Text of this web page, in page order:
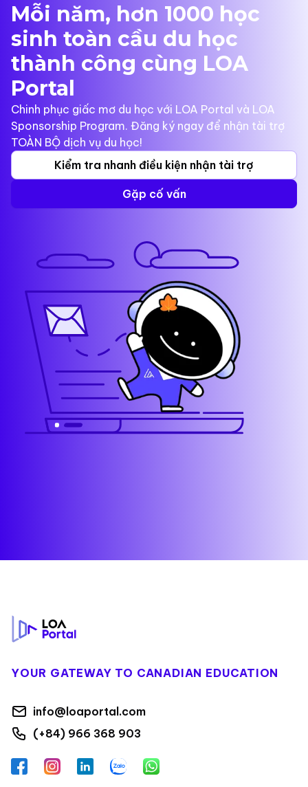
Mỗi năm, hơn 1000 học
sinh toàn cầu du học
thành công cùng LOA
Portal
Chinh phục giấc mơ du học với LOA Portal và LOA
Sponsorship Program. Đăng ký ngay để nhận tài trợ
TOÀN BỘ dịch vụ du học!
Kiểm tra nhanh điều kiện nhận tài trợ
Gặp cố vấn
YOUR GATEWAY TO CANADIAN EDUCATION
info@loaportal.com
(+84) 966 368 903
FacebookInstagramLinkedInZalo WhatsApp